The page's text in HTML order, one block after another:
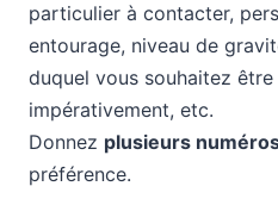
particulier à contacter,
entourage, niveau de
duquel vous souhaitez
impérativement, etc.
Donnez plusieurs
préférence.